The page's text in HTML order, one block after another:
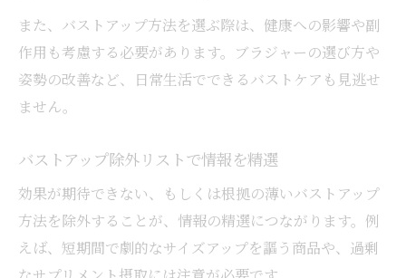
また、バストアップ方法を選ぶ際は、健康への影響や副
作用も考慮する必要があります。ブラジャーの選び方や
姿勢の改善など、日常生活でできるバストケアも見逃せ
ません。
バストアップ除外リストで情報を精選
効果が期待できない、もしくは根拠の薄いバストアップ
方法を除外することが、情報の精選につながります。例
えば、短期間で劇的なサイズアップを謳う商品や、過剰